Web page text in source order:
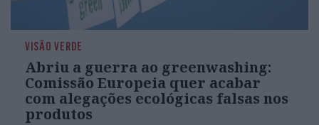
VISÃO VERDE
Abriu a guerra ao greenwashing:
Comissão Europeia quer acabar
com alegações ecológicas falsas nos
produtos